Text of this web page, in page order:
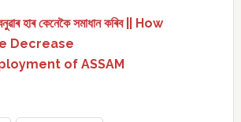
হাৰ কেনেকৈ সমাধান কৰিব || How
Decrease
of ASSAM